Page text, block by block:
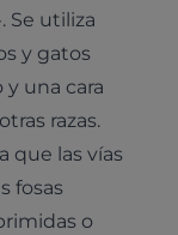
Se utiliza
y gatos
una cara
razas.
que las vías
fosas
o